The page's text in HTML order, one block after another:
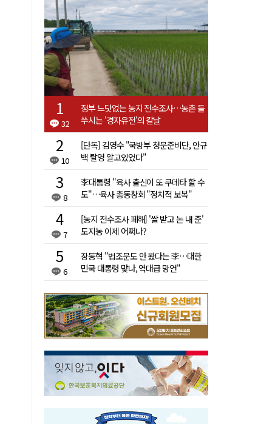
32
정부 느닷없는 농지 전수조사…농촌 들
쑤시는 '경자유전'의 칼날
10
[단독] 김영수 "국방부 청문준비단, 안규
백 탈영 알고있었다"
8
李대통령 "육사 출신이 또 쿠데타 할 수
도"…육사 총동창회 "정치적 보복"
7
[농지 전수조사 폐해] '쌀 받고 논 내 준'
도지농 이제 어쩌나?
6
장동혁 "법조문도 안 봤다는 李…대한
민국 대통령 맞나, 역대급 망언"